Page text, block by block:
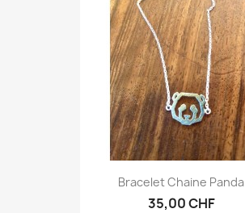
Bracelet Chaine Panda
35,00 CHF